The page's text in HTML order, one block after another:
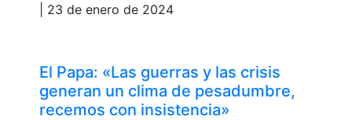
| 23 de enero de 2024
El Papa: «Las guerras y las crisis
generan un clima de pesadumbre,
recemos con insistencia»